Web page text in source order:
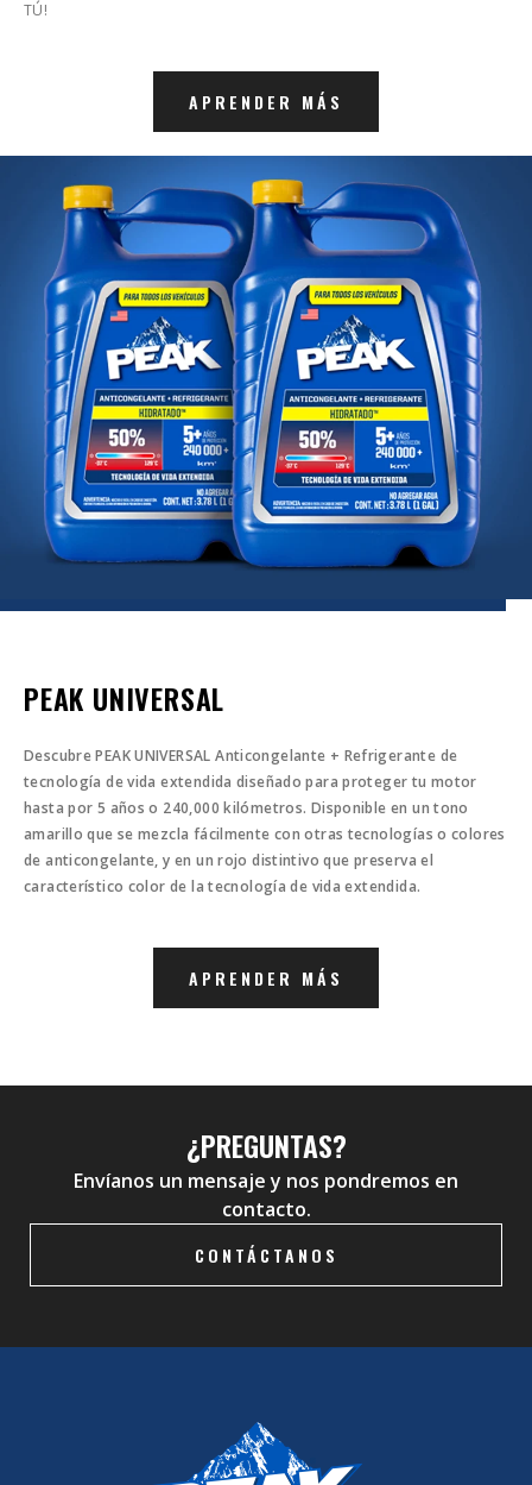
TÚ!
APRENDER MÁS
PEAK UNIVERSAL
Descubre PEAK UNIVERSAL Anticongelante + Refrigerante de
tecnología de vida extendida diseñado para proteger tu motor
hasta por 5 años o 240,000 kilómetros. Disponible en un tono
amarillo que se mezcla fácilmente con otras tecnologías o colores
de anticongelante, y en un rojo distintivo que preserva el
característico color de la tecnología de vida extendida.
APRENDER MÁS
¿PREGUNTAS?
Envíanos un mensaje y nos pondremos en
contacto.
CONTÁCTANOS